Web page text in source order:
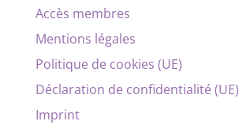
Accès membres
Mentions légales
Politique de cookies (UE)
Déclaration de confidentialité (UE)
Imprint